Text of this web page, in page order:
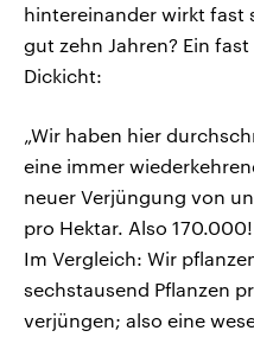
hintereinander wirkt fast
gut zehn Jahren? Ein
Dickicht:
„Wir haben hier
eine immer
neuer Verjüngung von
pro Hektar. Also
Im Vergleich: Wir
sechstausend Pflanzen
verjüngen; also eine